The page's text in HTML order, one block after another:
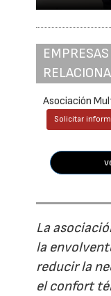
Asociación
Solicitar
La
la
reducir la
el confort